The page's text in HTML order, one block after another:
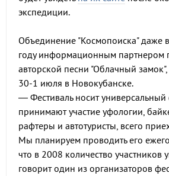
экспедиции.
Объединение "Космопоиска" даже
году информационным партнером
авторской песни "Облачный
30-1 июля в Новокубанске.
— Фестиваль носит
принимают участие уфологии,
рафтеры и автотуристы, всего
Мы планируем проводить его
что в 2008 количество участников
говорит один из организаторов